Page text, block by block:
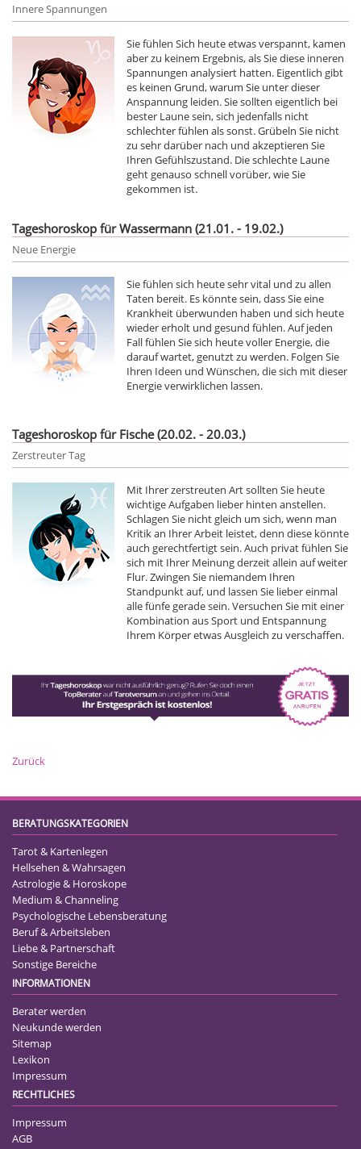
Innere Spannungen
Sie fühlen Sich heute etwas verspannt, kamen
aber zu keinem Ergebnis, als Sie diese inneren
Spannungen analysiert hatten. Eigentlich gibt
es keinen Grund, warum Sie unter dieser
Anspannung leiden. Sie sollten eigentlich bei
bester Laune sein, sich jedenfalls nicht
schlechter fühlen als sonst. Grübeln Sie nicht
zu sehr darüber nach und akzeptieren Sie
Ihren Gefühlszustand. Die schlechte Laune
geht genauso schnell vorüber, wie Sie
gekommen ist.
Tageshoroskop für Wassermann (21.01. - 19.02.)
Neue Energie
Sie fühlen sich heute sehr vital und zu allen
Taten bereit. Es könnte sein, dass Sie eine
Krankheit überwunden haben und sich heute
wieder erholt und gesund fühlen. Auf jeden
Fall fühlen Sie sich heute voller Energie, die
darauf wartet, genutzt zu werden. Folgen Sie
Ihren Ideen und Wünschen, die sich mit dieser
Energie verwirklichen lassen.
Tageshoroskop für Fische (20.02. - 20.03.)
Zerstreuter Tag
Mit Ihrer zerstreuten Art sollten Sie heute
wichtige Aufgaben lieber hinten anstellen.
Schlagen Sie nicht gleich um sich, wenn man
Kritik an Ihrer Arbeit leistet, denn diese könnte
auch gerechtfertigt sein. Auch privat fühlen Sie
sich mit Ihrer Meinung derzeit allein auf weiter
Flur. Zwingen Sie niemandem Ihren
Standpunkt auf, und lassen Sie lieber einmal
alle fünfe gerade sein. Versuchen Sie mit einer
Kombination aus Sport und Entspannung
Ihrem Körper etwas Ausgleich zu verschaffen.
Zurück
BERATUNGSKATEGORIEN
Tarot & Kartenlegen
Hellsehen & Wahrsagen
Astrologie & Horoskope
Medium & Channeling
Psychologische Lebensberatung
Beruf & Arbeitsleben
Liebe & Partnerschaft
Sonstige Bereiche
INFORMATIONEN
Berater werden
Neukunde werden
Sitemap
Lexikon
Impressum
RECHTLICHES
Impressum
AGB